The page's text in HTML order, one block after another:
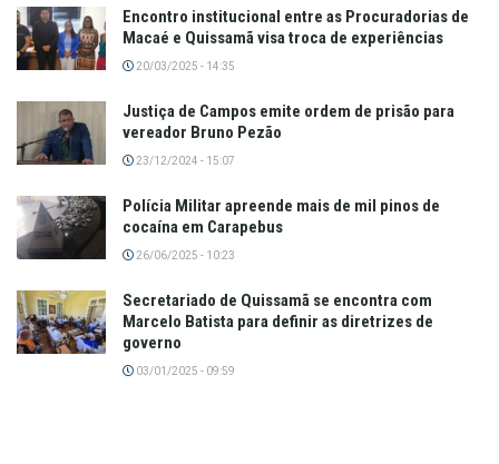
Encontro institucional entre as Procuradorias de
Macaé e Quissamã visa troca de experiências
20/03/2025 - 14:35
Justiça de Campos emite ordem de prisão para
vereador Bruno Pezão
23/12/2024 - 15:07
Polícia Militar apreende mais de mil pinos de
cocaína em Carapebus
26/06/2025 - 10:23
Secretariado de Quissamã se encontra com
Marcelo Batista para definir as diretrizes de
governo
03/01/2025 - 09:59